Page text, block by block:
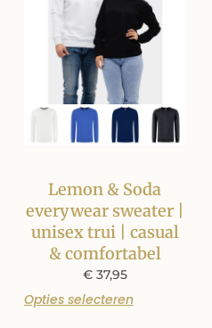
Lemon & Soda
everywear sweater |
unisex trui | casual
& comfortabel
€37,95
Opties selecteren